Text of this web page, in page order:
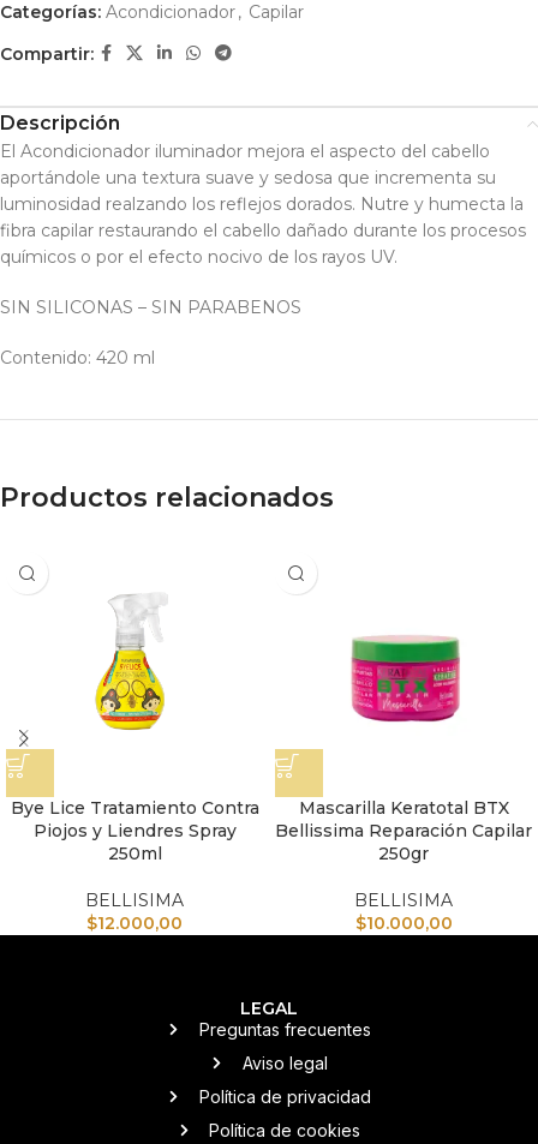
Categorías: Acondicionador, Capilar
Compartir:
Descripción
El Acondicionador iluminador mejora el aspecto del cabello
aportándole una textura suave y sedosa que incrementa su
luminosidad realzando los reflejos dorados. Nutre y humecta la
fibra capilar restaurando el cabello dañado durante los procesos
químicos o por el efecto nocivo de los rayos UV.
SIN SILICONAS – SIN PARABENOS
Contenido: 420 ml
Productos relacionados
Bye Lice Tratamiento Contra
Piojos y Liendres Spray
250ml
BELLISIMA
$12.000,00
Mascarilla Keratotal BTX
Bellissima Reparación Capilar
250gr
BELLISIMA
$10.000,00
LEGAL
Preguntas frecuentes
Aviso legal
Política de privacidad
Política de cookies